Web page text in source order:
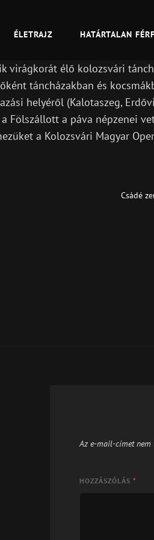
ÉLETRAJZ HATÁRTALAN
virágkorát élő kolozsvári
táncházakban és
helyéről (Kalotaszeg,
Fölszállott a páva népzenei
a Kolozsvári Magyar
Csádé
Az e-mail-címet nem
HOZZÁSZÓLÁS *